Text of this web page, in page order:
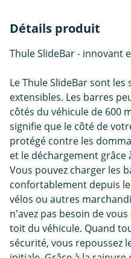
Détails produit
Thule SlideBar - innovant
Le Thule SlideBar sont
extensibles. Les barres
côtés du véhicule de 600
signifie que le côté de
protégé contre les
et le déchargement grâce
Vous pouvez charger les
confortablement depuis
vélos ou autres
n'avez pas besoin de
toit du véhicule. Quand
sécurité, vous repoussez